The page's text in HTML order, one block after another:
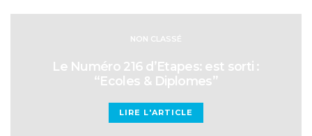
NON CLASSÉ
Le Numéro 216 d’Etapes: est sorti :
“Ecoles & Diplomes”
LIRE L'ARTICLE